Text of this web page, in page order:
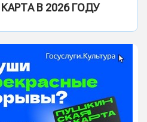
В 2026 ГОДУ